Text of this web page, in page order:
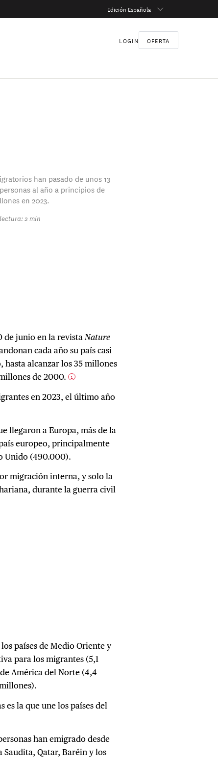
Edición Española
LOGIN OFERTA
han pasado de unos 13
al año a principios de
en 2023.
2 min
de junio en la revista Nature
cada año su país casi
alcanzar los 35 millones
de 2000. 1
en 2023, el último año
llegaron a Europa, más de la
europeo, principalmente
Unido (490.000).
migración interna, y solo la
durante la guerra civil
países de Medio Oriente y
para los migrantes (5,1
América del Norte (4,4
es la que une los países del
han emigrado desde
Saudita, Qatar, Baréin y los